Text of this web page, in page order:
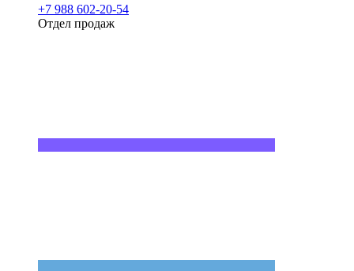
+7 988 602-20-54
Отдел продаж